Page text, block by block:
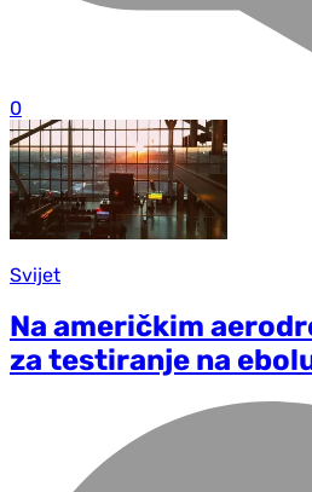
0
Svijet
Na američkim
za testiranje na